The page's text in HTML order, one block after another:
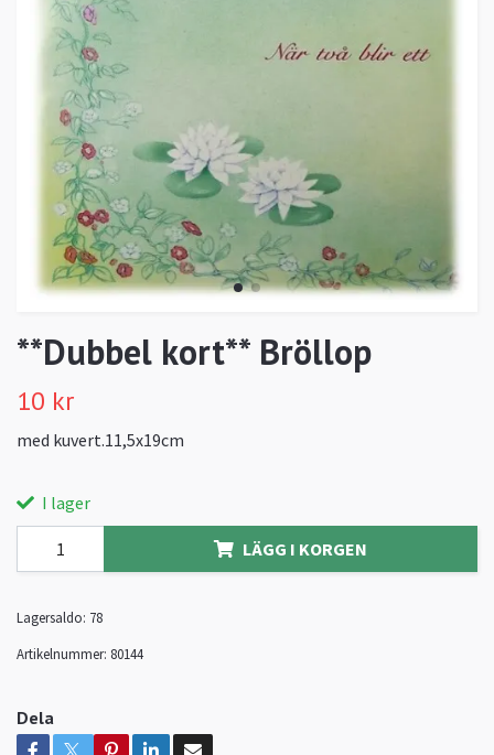
**Dubbel kort** Bröllop
10 kr
med kuvert.11,5x19cm
I lager
LÄGG I KORGEN
Lagersaldo: 78
Artikelnummer: 80144
Dela